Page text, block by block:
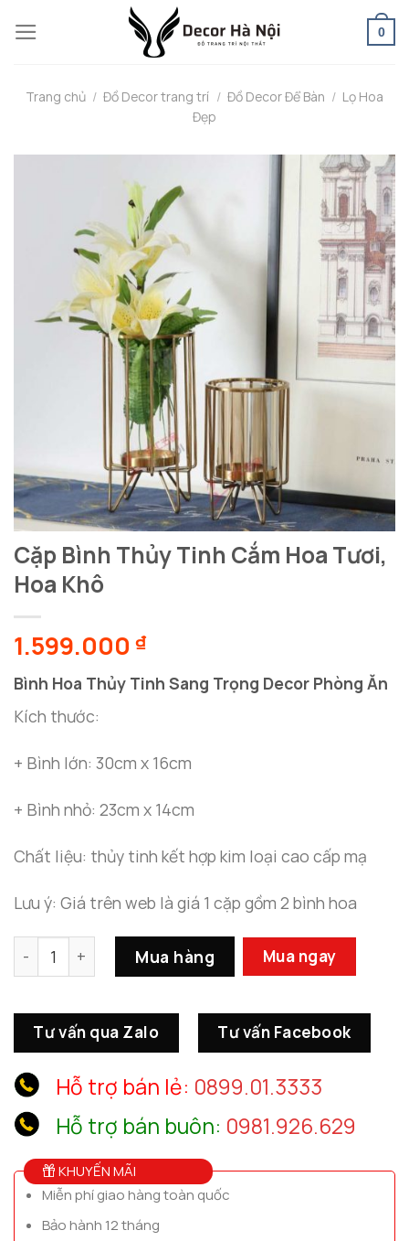
to
0
Trang chủ / Đồ Decor trang trí / Đồ Decor Để Bàn / Lọ Hoa
Đẹp
Cặp Bình Thủy Tinh Cắm Hoa Tươi,
Hoa Khô
1.599.000 ₫
Bình Hoa Thủy Tinh Sang Trọng Decor Phòng Ăn
Kích thước:
+ Bình lớn: 30cm x 16cm
+ Bình nhỏ: 23cm x 14cm
Chất liệu: thủy tinh kết hợp kim loại cao cấp mạ
Lưu ý: Giá trên web là giá 1 cặp gồm 2 bình hoa
Cặp Bình Thủy Tinh Cắm Hoa Tươi, Hoa Khô số lượng
Mua hàng Mua ngay
Tư vấn qua Zalo Tư vấn Facebook
Hỗ trợ bán lẻ: 0899.01.3333
Hỗ trợ bán buôn: 0981.926.629
KHUYẾN MÃI
Miễn phí giao hàng toàn quốc
Bảo hành 12 tháng